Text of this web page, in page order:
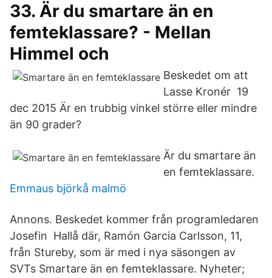
33. Är du smartare än en
femteklassare? - Mellan
Himmel och
Beskedet om att
Lasse Kronér 19
dec 2015 Är en trubbig vinkel större eller mindre
än 90 grader?
Är du smartare än
en femteklassare.
Emmaus björkå malmö
Annons. Beskedet kommer från programledaren
Josefin Hallå där, Ramón Garcia Carlsson, 11,
från Stureby, som är med i nya säsongen av
SVTs Smartare än en femteklassare. Nyheter;